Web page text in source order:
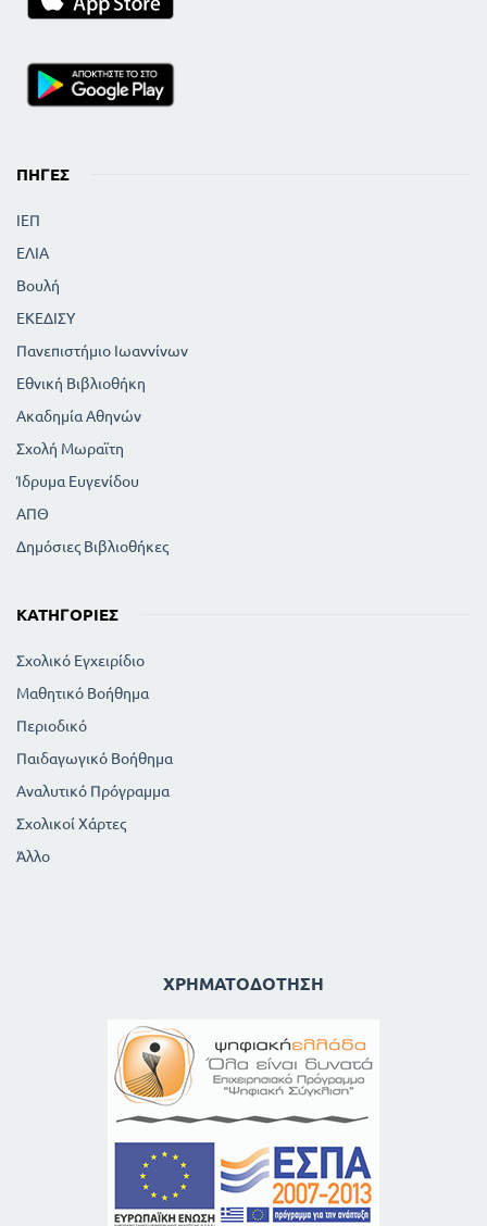
ΠΗΓΈΣ
ΙΕΠ
ΕΛΙΑ
Βουλή
ΕΚΕΔΙΣΥ
Πανεπιστήμιο Ιωαννίνων
Εθνική Βιβλιοθήκη
Ακαδημία Αθηνών
Σχολή Μωραϊτη
Ίδρυμα Ευγενίδου
ΑΠΘ
Δημόσιες Βιβλιοθήκες
ΚΑΤΗΓΟΡΊΕΣ
Σχολικό Εγχειρίδιο
Μαθητικό Βοήθημα
Περιοδικό
Παιδαγωγικό Βοήθημα
Αναλυτικό Πρόγραμμα
Σχολικοί Χάρτες
Άλλο
ΧΡΗΜΑΤΟΔΌΤΗΣΗ